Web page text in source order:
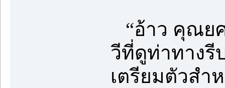
“อ้าว คุณย
วีที่ดูท่าทางรี
เตรียมตัวสำ